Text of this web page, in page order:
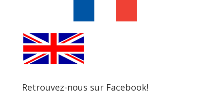
Retrouvez-nous sur Facebook!